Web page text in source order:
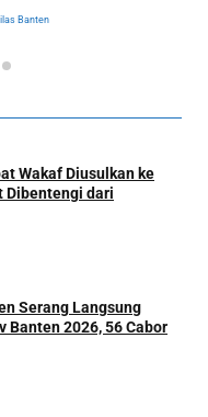
Banten
Wakaf Diusulkan ke
Dibentengi dari
Serang Langsung
Banten 2026, 56 Cabor